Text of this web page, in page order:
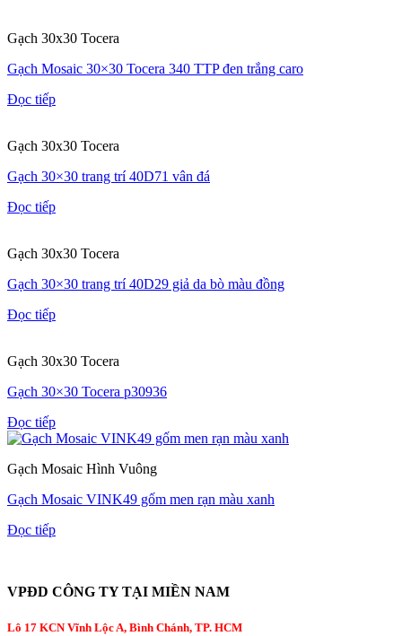
Gạch 30x30 Tocera
Gạch Mosaic 30×30 Tocera 340 TTP đen trắng caro
Đọc tiếp
Gạch 30x30 Tocera
Gạch 30×30 trang trí 40D71 vân đá
Đọc tiếp
Gạch 30x30 Tocera
Gạch 30×30 trang trí 40D29 giả da bò màu đồng
Đọc tiếp
Gạch 30x30 Tocera
Gạch 30×30 Tocera p30936
Đọc tiếp
Gạch Mosaic Hình Vuông
Gạch Mosaic VINK49 gốm men rạn màu xanh
Đọc tiếp
VPĐD CÔNG TY TẠI MIỀN NAM
Lô 17 KCN Vĩnh Lộc A, Bình Chánh, TP. HCM